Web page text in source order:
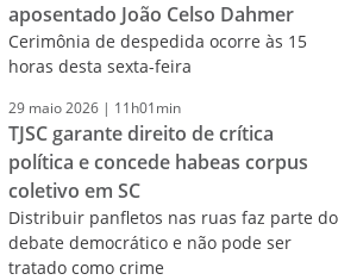
aposentado João Celso Dahmer
Cerimônia de despedida ocorre às 15
horas desta sexta-feira
29 maio2026 | 11h01min
TJSC garante direito de crítica
política e concede habeas corpus
coletivo em SC
Distribuir panfletos nas ruas faz parte do
debate democrático e não pode ser
tratado como crime